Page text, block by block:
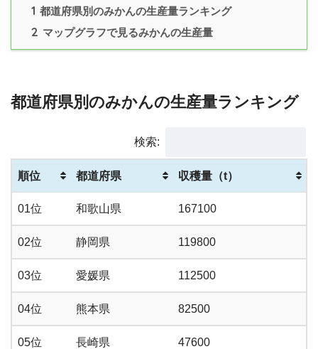
1 都道府県別のみかんの生産量ランキング
2 マップグラフで見るみかんの生産量
都道府県別のみかんの生産量ランキング
検索:
順位 都道府県 収穫量（t）
01位 和歌山県 167100
02位 静岡県 119800
03位 愛媛県 112500
04位 熊本県 82500
05位 長崎県 47600